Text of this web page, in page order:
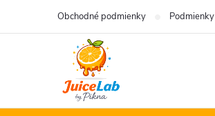
Obchodné podmienky